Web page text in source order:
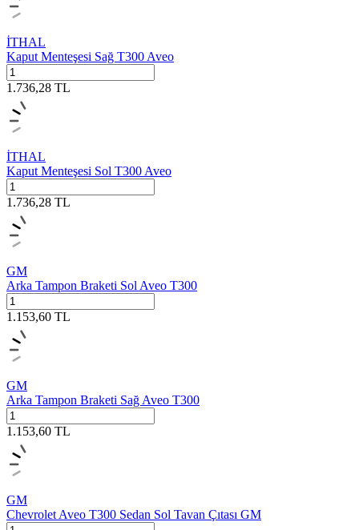
İTHAL
Kaput Menteşesi Sağ T300 Aveo
1.736,28 TL
İTHAL
Kaput Menteşesi Sol T300 Aveo
1.736,28 TL
GM
Arka Tampon Braketi Sol Aveo T300
1.153,60 TL
GM
Arka Tampon Braketi Sağ Aveo T300
1.153,60 TL
GM
Chevrolet Aveo T300 Sedan Sol Tavan Çıtası GM